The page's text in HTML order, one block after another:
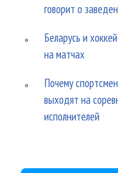
говорит о
Беларусь и
на матчах
Почему
выходят на
исполнителей